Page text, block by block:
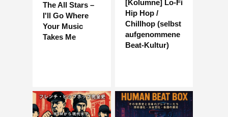
The All Stars –
I'll Go Where
Your Music
Takes Me
[Kolumne] Lo-Fi
Hip Hop /
Chillhop (selbst
aufgenommene
Beat-Kultur)